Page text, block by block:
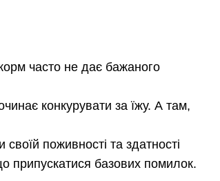
часто не дає бажаного
конкурувати за їжу. А там,
поживності та здатності
припускатися базових помилок.